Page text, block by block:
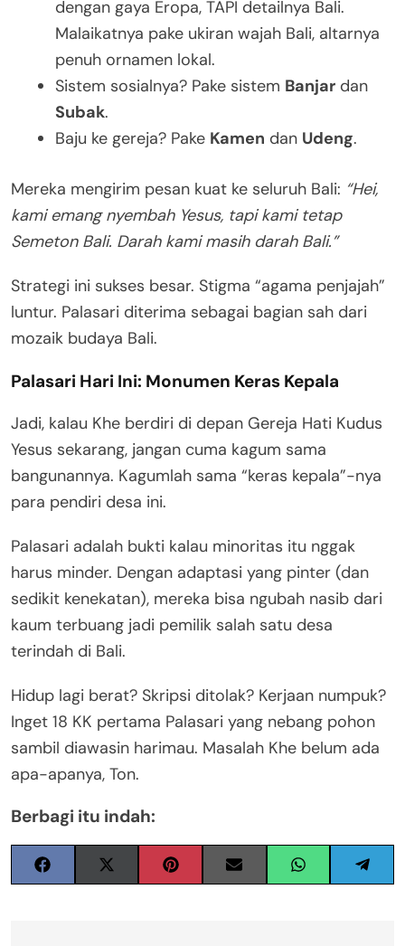
dengan gaya Eropa, TAPI detailnya Bali.
Malaikatnya pake ukiran wajah Bali, altarnya
penuh ornamen lokal.
Sistem sosialnya? Pake sistem Banjar dan
Subak.
Baju ke gereja? Pake Kamen dan Udeng.
Mereka mengirim pesan kuat ke seluruh Bali: “Hei,
kami emang nyembah Yesus, tapi kami tetap
Semeton Bali. Darah kami masih darah Bali.”
Strategi ini sukses besar. Stigma “agama penjajah”
luntur. Palasari diterima sebagai bagian sah dari
mozaik budaya Bali.
Palasari Hari Ini: Monumen Keras Kepala
Jadi, kalau Khe berdiri di depan Gereja Hati Kudus
Yesus sekarang, jangan cuma kagum sama
bangunannya. Kagumlah sama “keras kepala”-nya
para pendiri desa ini.
Palasari adalah bukti kalau minoritas itu nggak
harus minder. Dengan adaptasi yang pinter (dan
sedikit kenekatan), mereka bisa ngubah nasib dari
kaum terbuang jadi pemilik salah satu desa
terindah di Bali.
Hidup lagi berat? Skripsi ditolak? Kerjaan numpuk?
Inget 18 KK pertama Palasari yang nebang pohon
sambil diawasin harimau. Masalah Khe belum ada
apa-apanya, Ton.
Berbagi itu indah: